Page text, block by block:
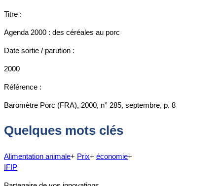
Titre :
Agenda 2000 : des céréales au porc
Date sortie / parution :
2000
Référence :
Baromètre Porc (FRA), 2000, n° 285, septembre, p. 8
Quelques mots clés
Alimentation animale+ Prix+ économie+
IFIP